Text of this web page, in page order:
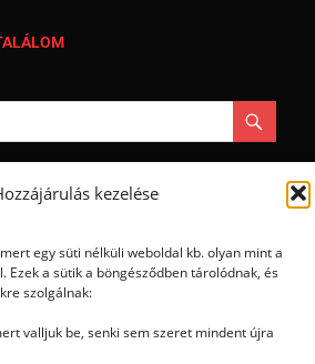
kezelése
egy süti nélküli weboldal kb. olyan mint a
Ezek a sütik a böngésződben tárolódnak, és
szolgálnak:
valljuk be, senki sem szeret mindent újra